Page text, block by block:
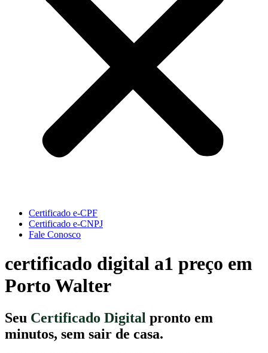
Certificado e-CPF
Certificado e-CNPJ
Fale Conosco
certificado digital a1 preço em
Porto Walter
Seu Certificado Digital pronto em
minutos, sem sair de casa.